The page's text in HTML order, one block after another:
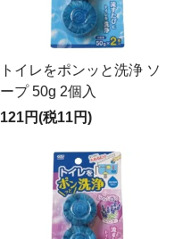
トイレをポンッと洗浄 ソ
ープ 50g 2個入
121円(税11円)